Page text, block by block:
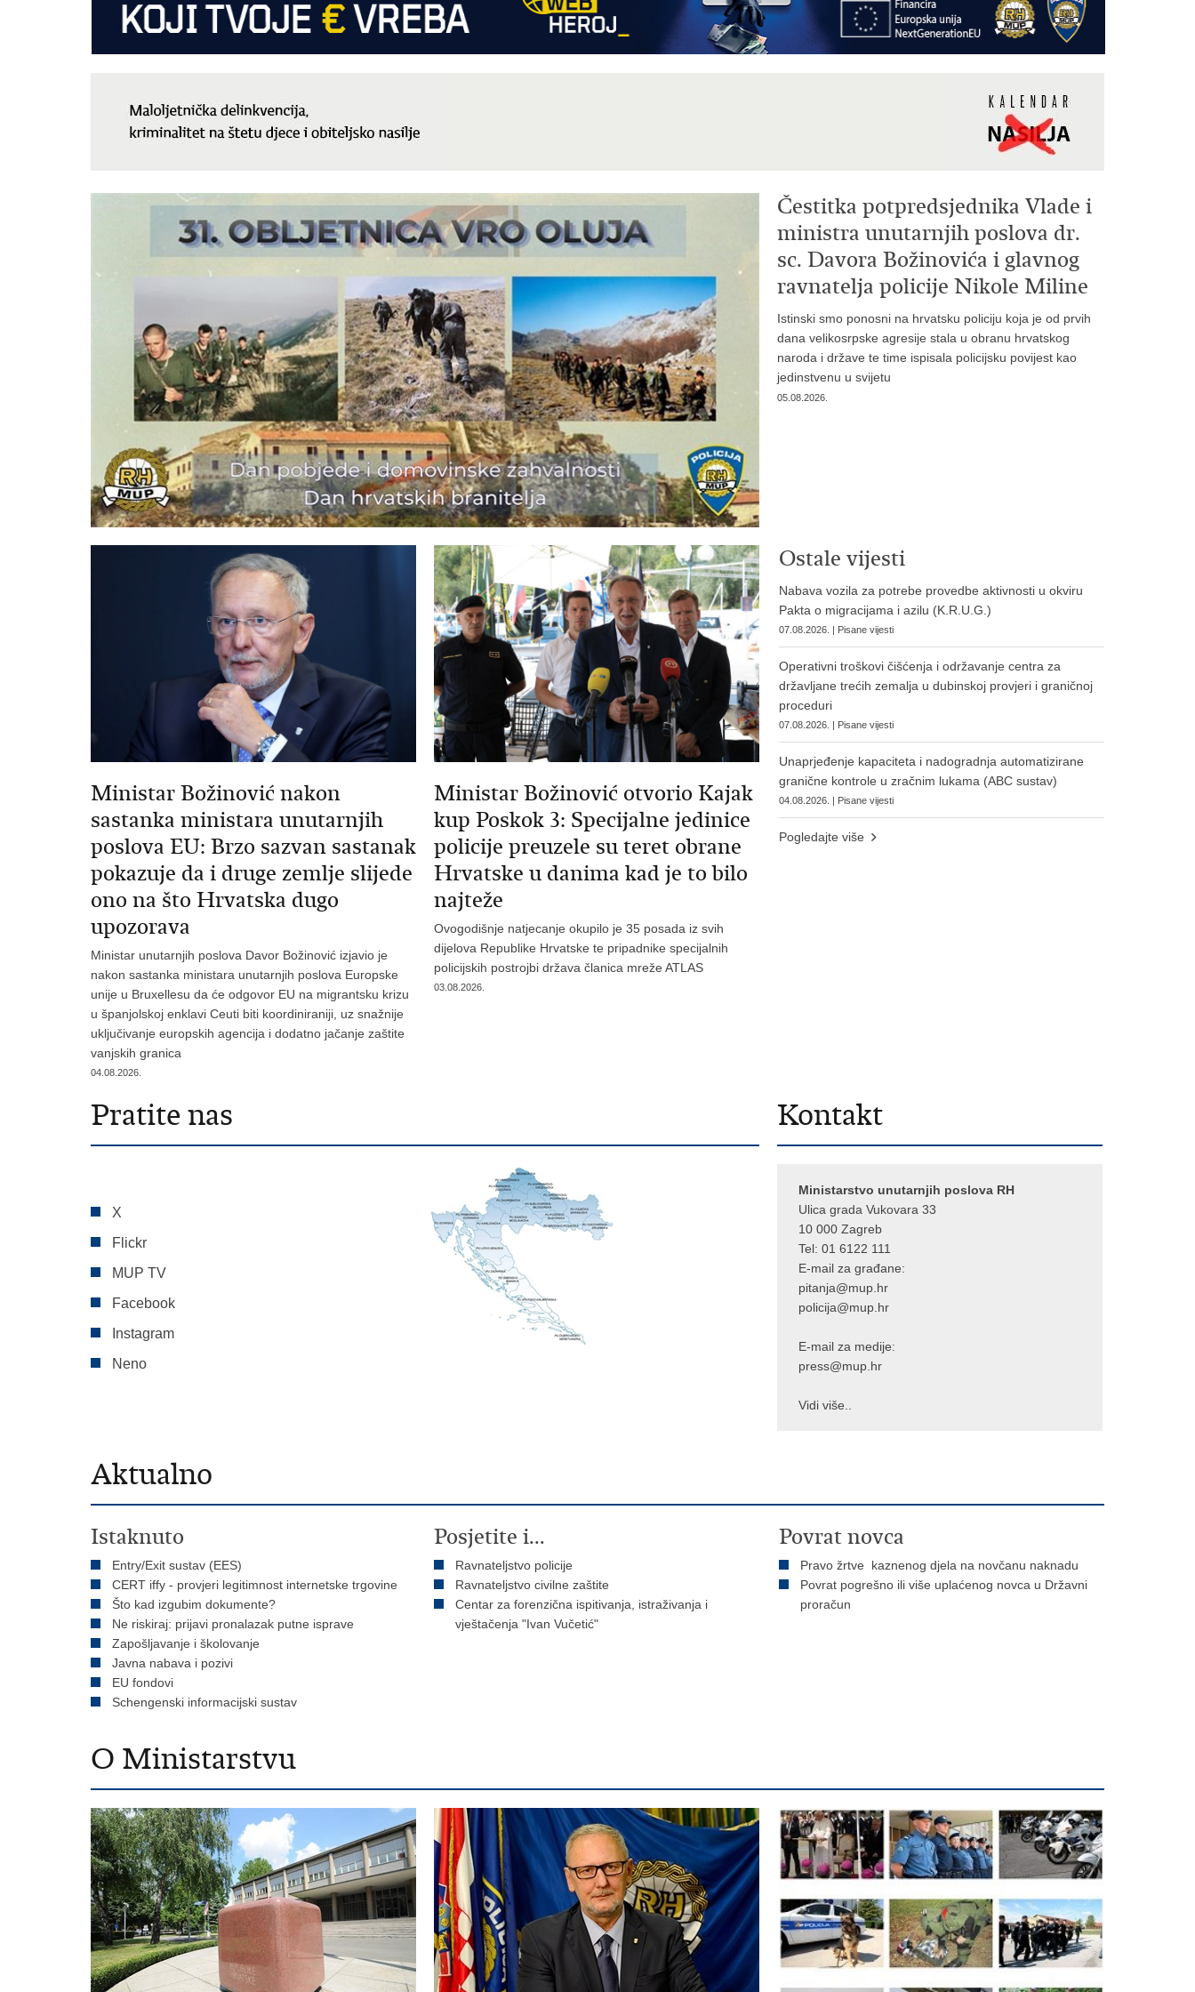
Čestitka potpredsjednika Vlade i
ministra unutarnjih poslova dr.
sc. Davora Božinovića i glavnog
ravnatelja policije Nikole Miline
Istinski smo ponosni na hrvatsku policiju koja je od prvih
dana velikosrpske agresije stala u obranu hrvatskog
naroda i države te time ispisala policijsku povijest kao
jedinstvenu u svijetu
05.08.2026.
Ministar Božinović nakon
sastanka ministara unutarnjih
poslova EU: Brzo sazvan sastanak
pokazuje da i druge zemlje slijede
ono na što Hrvatska dugo
upozorava
Ministar unutarnjih poslova Davor Božinović izjavio je
nakon sastanka ministara unutarnjih poslova Europske
unije u Bruxellesu da će odgovor EU na migrantsku krizu
u španjolskoj enklavi Ceuti biti koordiniraniji, uz snažnije
uključivanje europskih agencija i dodatno jačanje zaštite
vanjskih granica
04.08.2026.
Ministar Božinović otvorio Kajak
kup Poskok 3: Specijalne jedinice
policije preuzele su teret obrane
Hrvatske u danima kad je to bilo
najteže
Ovogodišnje natjecanje okupilo je 35 posada iz svih
dijelova Republike Hrvatske te pripadnike specijalnih
policijskih postrojbi država članica mreže ATLAS
03.08.2026.
Ostale vijesti
Nabava vozila za potrebe provedbe aktivnosti u okviru
Pakta o migracijama i azilu (K.R.U.G.)
07.08.2026. | Pisane vijesti
Operativni troškovi čišćenja i održavanje centra za
državljane trećih zemalja u dubinskoj provjeri i graničnoj
proceduri
07.08.2026. | Pisane vijesti
Unaprjeđenje kapaciteta i nadogradnja automatizirane
granične kontrole u zračnim lukama (ABC sustav)
04.08.2026. | Pisane vijesti
Pogledajte više
Pratite nas
X
Flickr
MUP TV
Facebook
Instagram
Neno
Kontakt
Ministarstvo unutarnjih poslova RH
Ulica grada Vukovara 33
10 000 Zagreb
Tel: 01 6122 111
E-mail za građane:
pitanja@mup.hr
policija@mup.hr
E-mail za medije:
press@mup.hr
Vidi više..
Aktualno
Istaknuto
Entry/Exit sustav (EES)
CERT iffy - provjeri legitimnost internetske trgovine
Što kad izgubim dokumente?
Ne riskiraj: prijavi pronalazak putne isprave
Zapošljavanje i školovanje
Javna nabava i pozivi
EU fondovi
Schengenski informacijski sustav
Posjetite i...
Ravnateljstvo policije
Ravnateljstvo civilne zaštite
Centar za forenzična ispitivanja, istraživanja i
vještačenja "Ivan Vučetić"
Povrat novca
Pravo žrtve kaznenog djela na novčanu naknadu
Povrat pogrešno ili više uplaćenog novca u Državni
proračun
O Ministarstvu